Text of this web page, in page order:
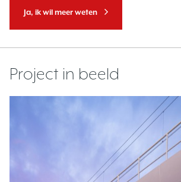
Ja, ik wil meer weten
Project in beeld